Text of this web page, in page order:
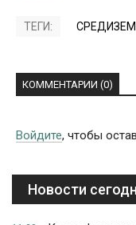
ТЕГИ:
КОММЕНТАРИИ (0)
Войдите, чтобы
Новости